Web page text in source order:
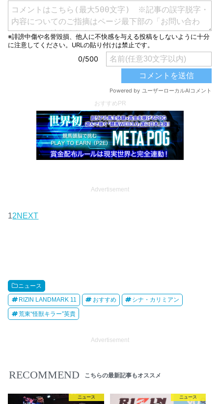
おすすめPR
Advertisement
12NEXT
ニュース
RIZIN LANDMARK 11 おすすめ シナ・カリミアン
荒東“怪獣キラー”英貴
Advertisement
RECOMMEND こちらの最新記事もオススメ
ニュース ニュース